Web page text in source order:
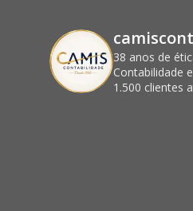
38 anos de
Contabilidade
1.500 clientes